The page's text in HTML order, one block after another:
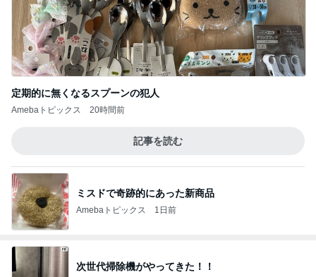
定期的に無くなるスプーンの犯人
Amebaトピックス 20時間前
記事を読む
ミスドで奇跡的にあった新商品
Amebaトピックス 1日前
次世代掃除機がやってきた！！